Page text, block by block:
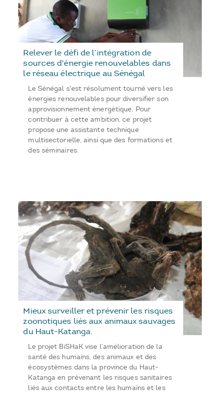
Relever le défi de l’intégration de
sources d'énergie renouvelables dans
le réseau électrique au Sénégal
Le Sénégal s'est résolument tourné vers les
énergies renouvelables pour diversifier son
approvisionnement énergétique. Pour
contribuer à cette ambition, ce projet
propose une assistante technique
multisectorielle, ainsi que des formations et
des séminaires.
Mieux surveiller et prévenir les risques
zoonotiques liés aux animaux sauvages
du Haut-Katanga.
Le projet BiSHaK vise l’amélioration de la
santé des humains, des animaux et des
écosystèmes dans la province du Haut-
Katanga en prévenant les risques sanitaires
liés aux contacts entre les humains et les